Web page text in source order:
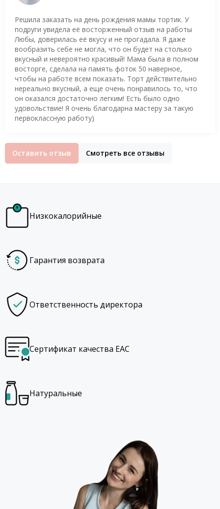
Решила заказать на день рождения мамы тортик. У
подруги увидела её восторженный отзыв на работы
Любы, доверилась её вкусу и не прогадала. Я даже
вообразить себе не могла, что он будет на столько
вкусный и невероятно красивый! Мама была в полном
восторге, сделала на память фоток 50 наверное,
чтобы на работе всем показать. Торт действительно
нереально вкусный, а еще очень понравилось то, что
он оказался достаточно легким! Есть было одно
удовольствие! Я очень благодарна мастеру за такую
первоклассную работу)
Оставить отзыв Смотреть все отзывы
Низкокалорийные
Гарантия возврата
Ответственность директора
Сертификат качества EAC
Натуральные